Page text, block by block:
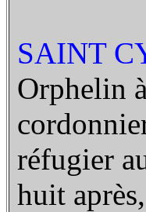
SAINT
Orphelin
réfugier
huit